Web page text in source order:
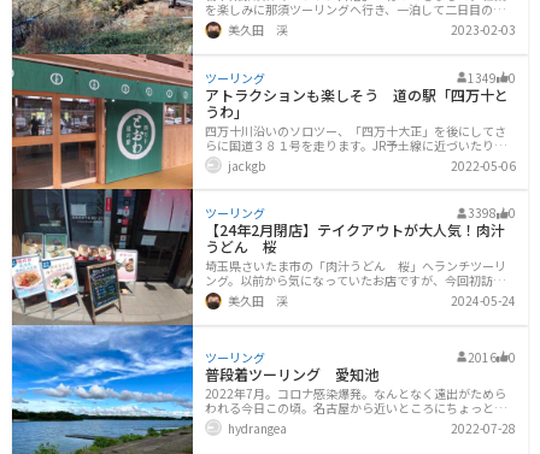
駐車場があります。お隣にパン屋さんもありますね。バ
を楽しみに那須ツーリングへ行き、一泊して二日目の早
朝でした。「那須高原駐車場」にバイクを停めました。
ここはかなり広々しています。朝の7時ぐらいでしたが、
車が2－3台停まっていました。公衆トイレがあるので、
トイレ休憩にも使えますね。駐車場からいくつかの方向
へ遊歩道が作られています。全部回ると結構な距離にな
りますので、見所だけ押さえたい場合は「つつじ吊り
橋」方面を目指すとよいかも知れません。つつじ吊り橋
方面の遊歩道はこのような砂利道で、結構山を下ってい
く感じになります。息が切れるというほどではありませ
んが、帰りはそこそこの上り坂になりま
美久田 渓 2023-02-03
ツーリング 1349 0
アトラクションも楽しそう 道の駅「四万十と
うわ」
四万十川沿いのソロツー、「四万十大正」を後にしてさ
らに国道３８１号を走ります。JR予土線に近づいたり、
離れたり、四万十川も近づいたり離れたり、綺麗で、な
んとなく懐かしさを感じさせる中を走ります。時折、沈
下橋を横目に見ながら快走します。到着したのが道の駅
ほど。川沿いの大きな道の駅です。食事や、物産売り場
はもちろん充実していますが、川を眺めながらのお洒落
なＣＡＦＥもあります。ＣＡＦＥと本館の間には、デッ
キになっているオープンスペースも、広くて綺麗です。
川にも降りることができます。家族連れにもいいです
ね。このデッキは川沿いに長くつながっており、とても
jackgb 2022-05-06
ツーリング 3398 0
【24年2月閉店】テイクアウトが大人気！肉汁
うどん 桜
埼玉県さいたま市の「肉汁うどん 桜」へランチツーリ
ング。以前から気になっていたお店ですが、今回初訪問
です。田園風景の向こうに立ち並ぶさいたま新都心の高
層ビルというシュールな風景を横目に、第2産業道路を北
上。お昼少し前にお店へ到着しました。店舗の前には20
ょっと遠慮して、枠線の外にバイクを停めました。入口
の横にはサンプルが並んでいます。肉汁うどん以外にも
いろいろあり、かつ季節によってメニューの入れ替わり
もあるようです。店内に入ると、券売機があります。自分
は肉汁うどんの並（850円）を購入。店内の様子です。G
Wの真ん中でしたが、そこ
美久田 渓 2024-05-24
ツーリング 2016 0
普段着ツーリング 愛知池
2022年7月。コロナ感染爆発。なんとなく遠出がためら
われる今日この頃。名古屋から近いところにちょっとい
いツーリングスポットがあります。それは、「愛知池」
愛知池は、木曽川を水源にする、愛知用水の大きなため
hydrangea 2022-07-28